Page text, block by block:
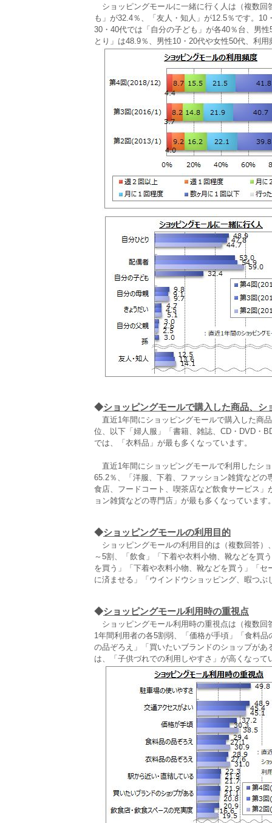
ショッピングモールに一緒に行く人は（複数回
も」が32.4％、「友人・知人」が12.5％です。
30・40代では「自分の子ども」が各40％台、男
とり」は48.9％、男性10・20代や女性50代、利
◆ショッピングモールで購入した商品、
直近1年間にショッピングモールで購入した商
位、以下「婦人服」「書籍、雑誌、CD・DVD・
では、「衣料品」が最も多くなっています。
直近1年間にショッピングモールで利用したシ
65.2％、「洋服、下着、ファッション雑貨など
食店、フードコート、喫茶店など飲食サービス
ョン雑貨などの専門店」が最も多くなっています
◆ショッピングモールの利用目的
ショッピングモールの利用目的は（複数回答）
～5割、「飲食」「下着や衣料小物、靴などを買
を買う」「下着や衣料小物、靴などを買う」「
に済ませる」「ウインドウショッピング、暇つ
◆ショッピングモール利用時の重視点
ショッピングモール利用時の重視点は（複数回
1年間利用者の各5割弱、「価格が手頃」「食料
の品ぞろえ」「買いたいブランドのショップが
は、「子供づれでの利用しやすさ」が高くなって